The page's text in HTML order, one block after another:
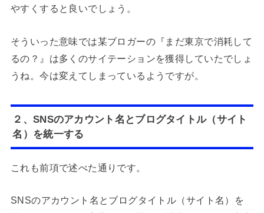
やすくすると良いでしょう。
そういった意味では某ブロガーの『まだ東京で消耗して
るの？』は多くのサイテーションを獲得していたでしょ
うね。今は変えてしまっているようですが。
２、SNSのアカウント名とブログタイトル（サイト
名）を統一する
これも前項で述べた通りです。
SNSのアカウント名とブログタイトル（サイト名）を